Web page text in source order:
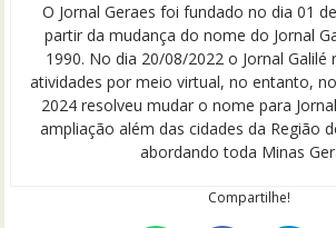
O Jornal Geraes foi fundado no dia 01
partir da mudança do nome do Jornal
1990. No dia 20/08/2022 o Jornal Galilé
atividades por meio virtual, no entanto,
2024 resolveu mudar o nome para
ampliação além das cidades da Região
abordando toda Minas
Compartilhe!